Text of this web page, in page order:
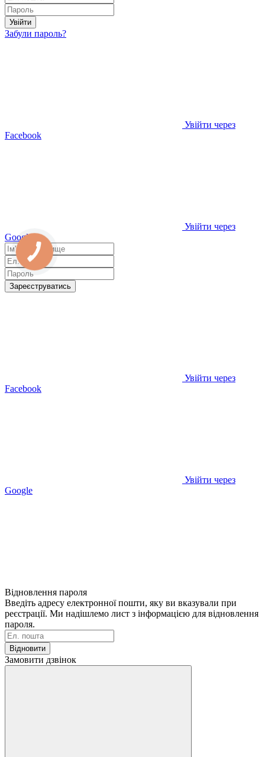
Увійти
Забули пароль?
Увійти через
Facebook
Увійти через
Google
Зареєструватись
Увійти через
Facebook
Увійти через
Google
Відновлення пароля
Введіть адресу електронної пошти, яку ви вказували при
реєстрації. Ми надішлемо лист з інформацією для відновлення
пароля.
Відновити
Замовити дзвінок